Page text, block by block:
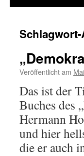
Veröffentlicht am
Das ist der
Buches des
Hermann
und hier
die er auch